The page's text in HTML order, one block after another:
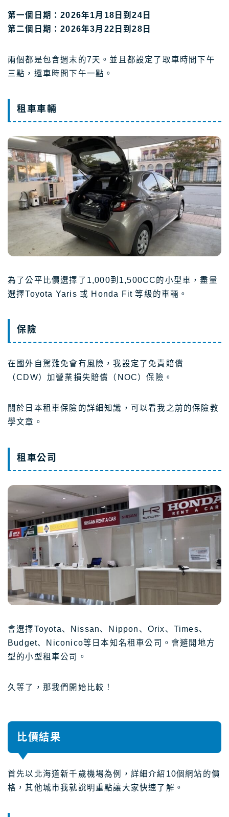
第一個日期：2026年1月18日到24日
第二個日期：2026年3月22日到28日
兩個都是包含週末的7天。並且都設定了取車時間下午
三點，還車時間下午一點。
租車車輛
為了公平比價選擇了1,000到1,500CC的小型車，盡量
選擇Toyota Yaris 或 Honda Fit 等級的車輛。
保險
在國外自駕難免會有風險，我設定了免責賠償
（CDW）加營業損失賠償（NOC）保險。
關於日本租車保險的詳細知識，可以看我之前的保險教
學文章。
租車公司
會選擇Toyota、Nissan、Nippon、Orix、Times、
Budget、Niconico等日本知名租車公司。會避開地方
型的小型租車公司。
久等了，那我們開始比較！
比價結果
首先以北海道新千歲機場為例，詳細介紹10個網站的價
格，其他城市我就說明重點讓大家快速了解。